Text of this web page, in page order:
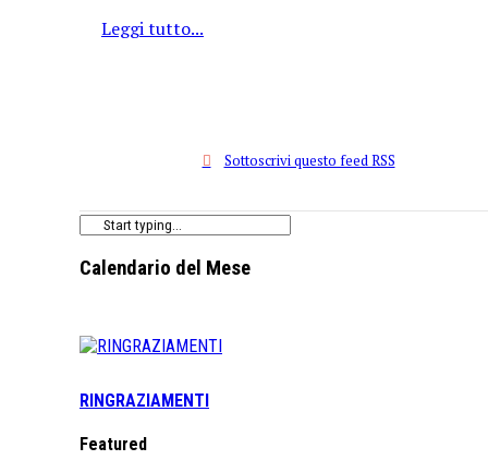
Leggi tutto...
Sottoscrivi questo feed RSS
Calendario del Mese
RINGRAZIAMENTI
Featured